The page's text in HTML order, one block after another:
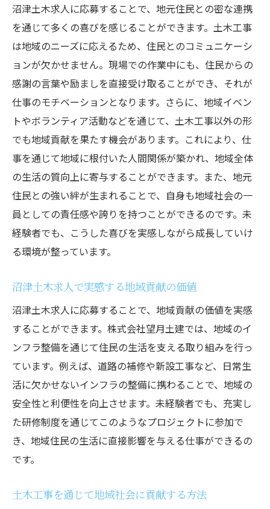
沼津土木求人に応募することで、地元住民との密な連携
を通じて多くの喜びを感じることができます。土木工事
は地域のニーズに応えるため、住民とのコミュニケーシ
ョンが欠かせません。現場での作業中にも、住民からの
感謝の言葉や励ましを直接受け取ることができ、それが
仕事のモチベーションとなります。さらに、地域イベン
トやボランティア活動などを通じて、土木工事以外の形
でも地域貢献を果たす機会があります。これにより、仕
事を通じて地域に根付いた人間関係が築かれ、地域全体
の生活の質向上に寄与することができます。また、地元
住民との強い絆が生まれることで、自身も地域社会の一
員としての責任感や誇りを持つことができるのです。未
経験者でも、こうした喜びを実感しながら成長していけ
る環境が整っています。
沼津土木求人で実感する地域貢献の価値
沼津土木求人に応募することで、地域貢献の価値を実感
することができます。株式会社望月土建では、地域のイ
ンフラ整備を通じて住民の生活を支える取り組みを行っ
ています。例えば、道路の補修や新設工事など、日常生
活に欠かせないインフラの整備に携わることで、地域の
安全性と利便性を向上させます。未経験者でも、充実し
た研修制度を通じてこのようなプロジェクトに参加で
き、地域住民の生活に直接影響を与える仕事ができるの
です。
土木工事を通じて地域社会に貢献する方法